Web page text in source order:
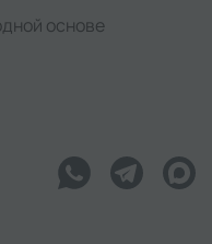
основе